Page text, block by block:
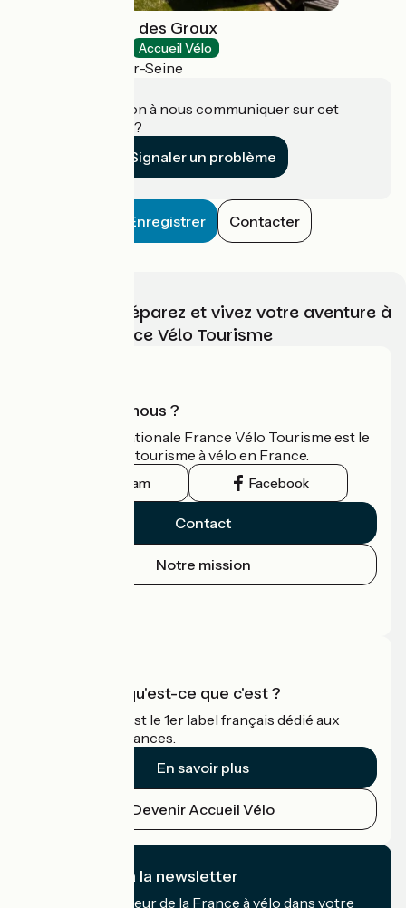
Camping Loisirs des Groux
Accueil Vélo
Mousseaux-sur-Seine
Une information à nous communiquer sur cet
établissement ?
Signaler un problème
Enregistrer Contacter
Choisissez, préparez et vivez votre aventure à
vélo avec France Vélo Tourisme
Qui sommes-nous ?
L'association nationale France Vélo Tourisme est le
guide officiel du tourisme à vélo en France.
Instagram Facebook
Contact
Notre mission
Accueil Vélo qu'est-ce que c'est ?
Accueil Vélo c'est le 1er label français dédié aux
cyclistes en vacances.
En savoir plus
Devenir Accueil Vélo
Je m'abonne à la newsletter
Recevez le meilleur de la France à vélo dans votre